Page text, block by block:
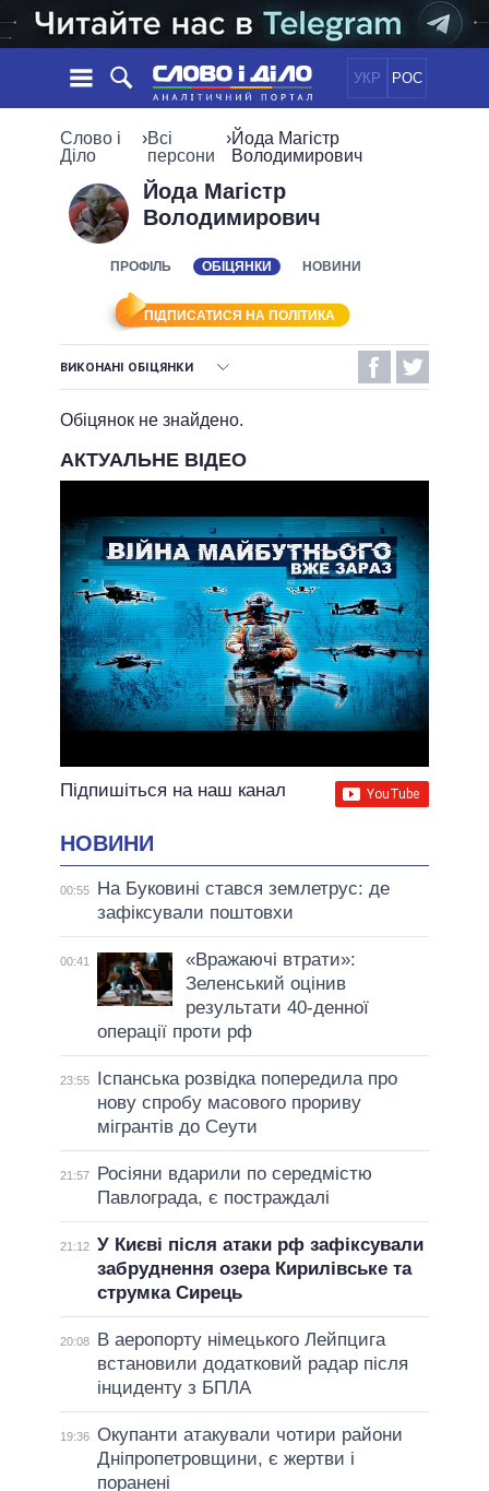
УКР РОС
НОВИНИ
СТРІЧКА
ПОДІЇ
ОГЛЯДИ
ДАЙДЖЕСТИ
ПОЛІТИКА
ЕКОНОМІКА
ОБIЦЯНКИ
ПОЛIТИКИ
ПРЕЗИДЕНТ І ОФІС
ВЕРХОВНА РАДА
КАБІНЕТ МІНІСТРІВ
ГОЛОВИ ОБЛАДМІНІСТРАЦІЙ
ІНФОГРАФІКА
ВІДЕО
ПІДТРИМАТИ
ПОРІВНЯННЯ ПОЛІТИКІВ
Слово і
Діло
›Всі
персони
›Йода Магістр
Володимирович
Йода Магістр
Володимирович
ПРОФІЛЬ ОБІЦЯНКИ НОВИНИ
ПІДПИСАТИСЯ НА ПОЛІТИКА
ВИКОНАНІ ОБІЦЯНКИ
ОБІЦЯНКИ У ПРОЦЕСІ
ВСІ ОБІЦЯНКИ
АРХІВНІ ОБІЦЯНКИ
Обіцянок не знайдено.
АКТУАЛЬНЕ ВІДЕО
Підпишіться на наш канал
НОВИНИ
00:55
На Буковині стався землетрус: де
зафіксували поштовхи
00:41
«Вражаючі втрати»:
Зеленський оцінив
результати 40-денної
операції проти рф
23:55
Іспанська розвідка попередила про
нову спробу масового прориву
мігрантів до Сеути
21:57
Росіяни вдарили по середмістю
Павлограда, є постраждалі
21:12 У Києві після атаки рф зафіксували
забруднення озера Кирилівське та
струмка Сирець
20:08
В аеропорту німецького Лейпцига
встановили додатковий радар після
інциденту з БПЛА
19:36 Окупанти атакували чотири райони
Дніпропетровщини, є жертви і
поранені